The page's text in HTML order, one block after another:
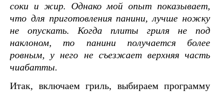
соки и жир. Однако мой опыт показывает,
что для приготовления панини, лучше ножку
не опускать. Когда плиты гриля не под
наклоном, то панини получается более
ровным, у него не съезжает верхняя часть
чиабатты.
Итак, включаем гриль, выбираем программу